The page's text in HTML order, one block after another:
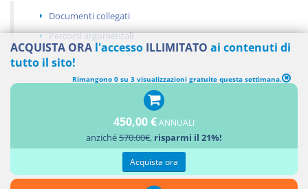
Documenti collegati
Percorsi argomentali
CRITERI DI SOSTENIBILITÀ ENERGETICA E AMBIENTALE
ACQUISTA ORA l'accesso ILLIMITATO ai contenuti di
tutto il sito!
Rimangono 0 su 3 visualizzazioni gratuite questa settimana.
450,00 €ANNUALI
anziché570.00€, risparmi il 21%!
Acquista ora